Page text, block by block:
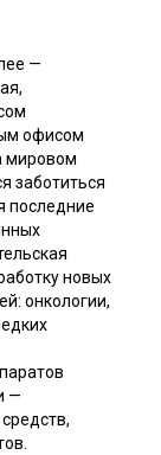
—
офисом
мировом
заботиться
последние
новых
онкологии,
—